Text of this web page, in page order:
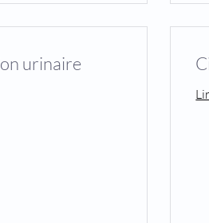
urinaire